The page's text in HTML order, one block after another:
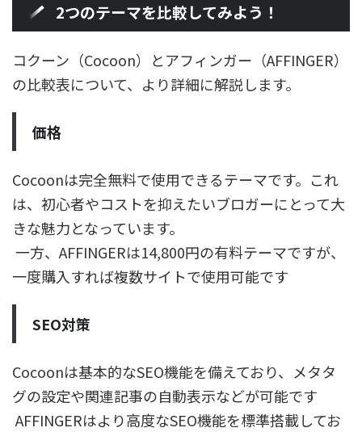
2つのテーマを比較してみよう！
コクーン（Cocoon）とアフィンガー（AFFINGER）
の比較表について、より詳細に解説します。
価格
Cocoonは完全無料で使用できるテーマです。これ
は、初心者やコストを抑えたいブロガーにとって大
きな魅力となっています。
一方、AFFINGERは14,800円の有料テーマですが、
一度購入すれば複数サイトで使用可能です
SEO対策
Cocoonは基本的なSEO機能を備えており、メタタ
グの設定や関連記事の自動表示などが可能です
AFFINGERはより高度なSEO機能を標準搭載してお